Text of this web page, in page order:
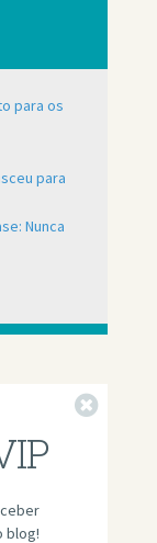
para os
para
Nunca
blog!